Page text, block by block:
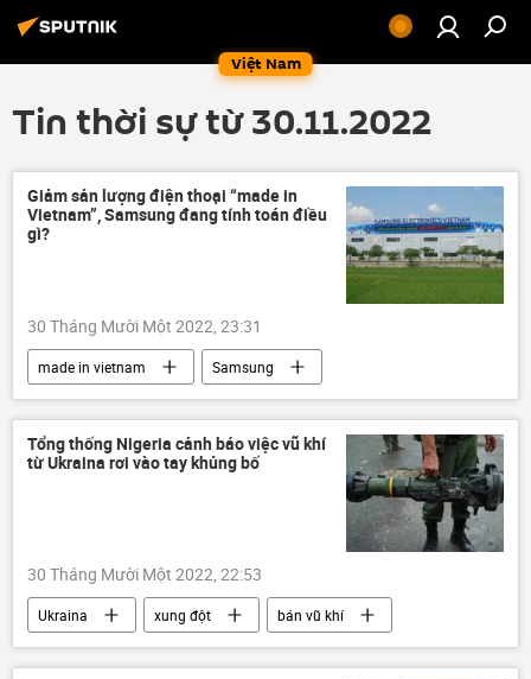
Việt Nam
Tin thời sự từ 30.11.2022
Giảm sản lượng điện thoại “made in
Vietnam”, Samsung đang tính toán điều
gì?
30 Tháng Mười Một 2022, 23:31
made in vietnam
Samsung
Việt Nam
Kinh tế
điện thoại
Kinh doanh
Tổng thống Nigeria cảnh báo việc vũ khí
từ Ukraina rơi vào tay khủng bố
30 Tháng Mười Một 2022, 22:53
Ukraina xung đột
bán vũ khí
Quân sự
Nigeria khủng bố